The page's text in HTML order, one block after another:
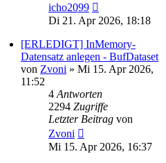
icho2099
Di 21. Apr 2026, 18:18
[ERLEDIGT] InMemory-
Datensatz anlegen - BufDataset
von Zvoni » Mi 15. Apr 2026,
11:52
4 Antworten
2294 Zugriffe
Letzter Beitrag von
Zvoni
Mi 15. Apr 2026, 16:37